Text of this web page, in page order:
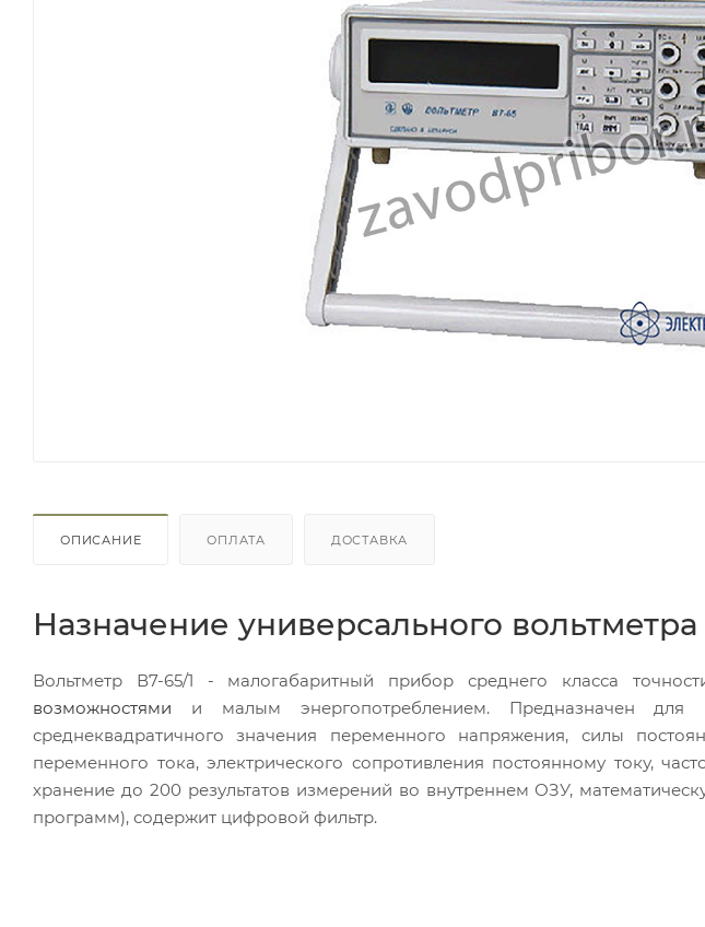
ОПИСАНИЕ ОПЛАТА ДОСТАВКА
Назначение универсального вольтметра
Вольтметр В7-65/1 - малогабаритный прибор среднего класса
возможностями и малым энергопотреблением. Предназначен для
среднеквадратичного значения переменного напряжения, силы
переменного тока, электрического сопротивления постоянному току,
хранение до 200 результатов измерений во внутреннем ОЗУ,
программ), содержит цифровой фильтр.